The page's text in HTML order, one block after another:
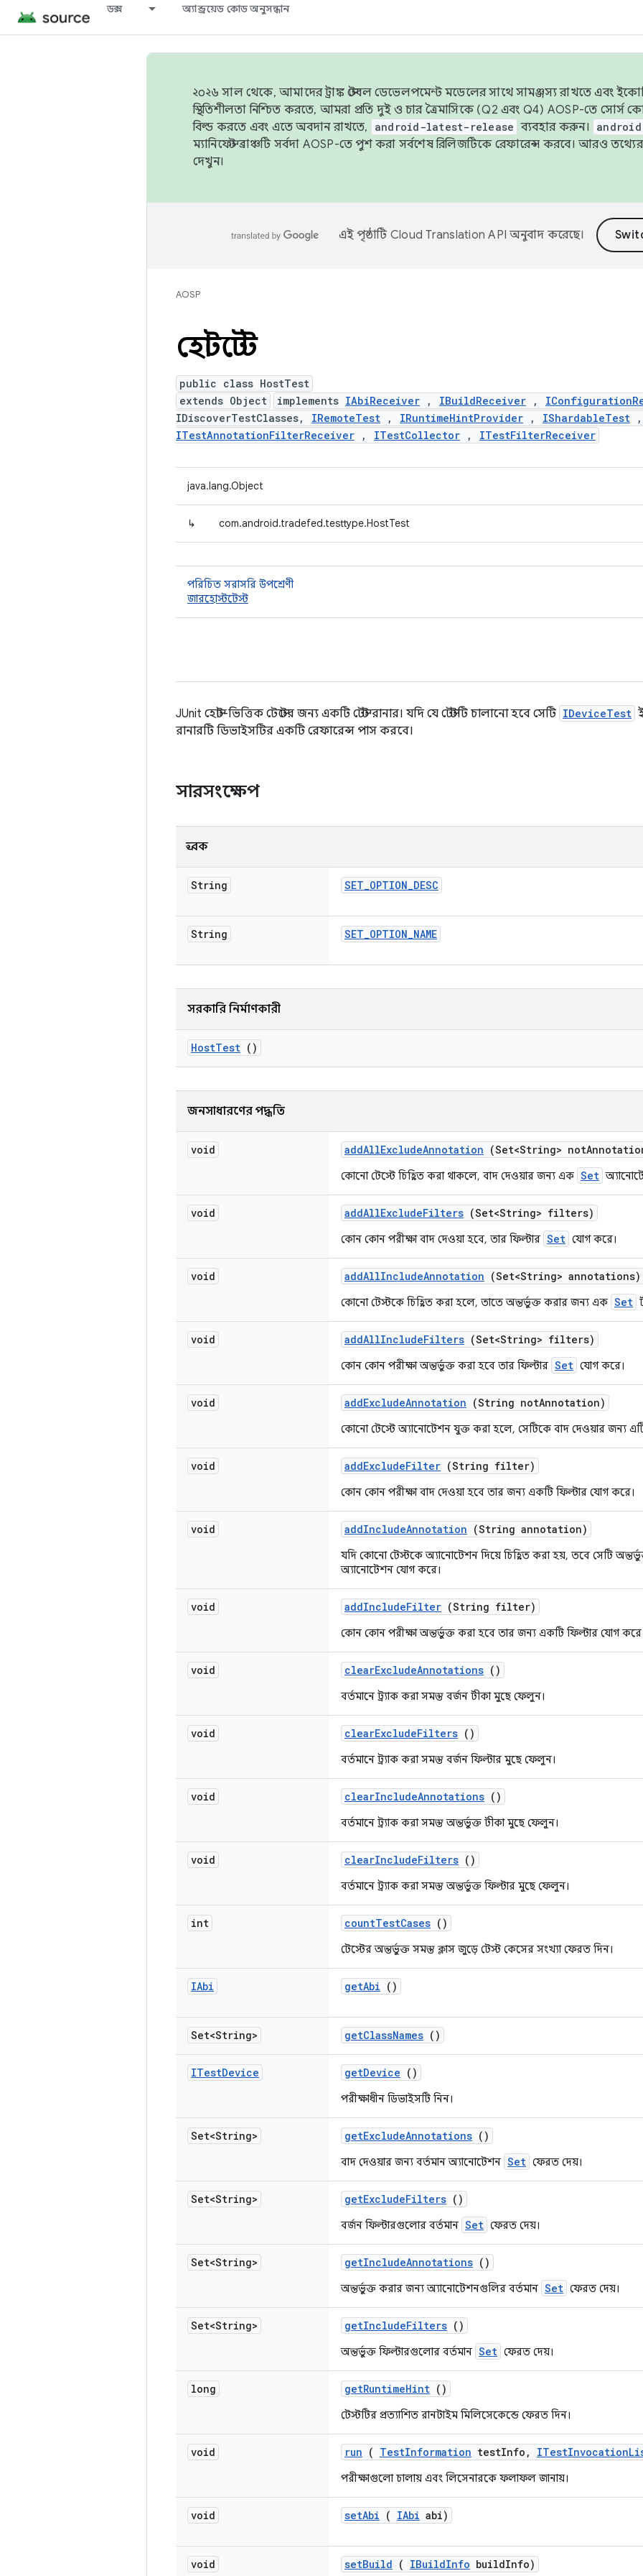
ডক্স অ্যান্ড্রয়েড কোড অনুসন্ধান
২০২৬ সাল থেকে, আমাদের ট্রাঙ্ক স্টেবল ডেভেলপমেন্ট মডেলের সাথে সামঞ্জস্য রাখতে এবং
স্থিতিশীলতা নিশ্চিত করতে, আমরা প্রতি দুই ও চার ত্রৈমাসিকে (Q2 এবং Q4) AOSP-তে সোর্স
বিল্ড করতে এবং এতে অবদান রাখতে,
android-latest-release ব্যবহার করুন।
ম্যানিফেস্ট ব্রাঞ্চটি সর্বদা AOSP-তে পুশ করা সর্বশেষ রিলিজটিকে রেফারেন্স করবে। আরও
দেখুন।
এই পৃষ্ঠাটি Cloud Translation API অনুবাদ করেছে।
AOSP
হোস্টটেস্ট
public class HostTest
extends Object
implements IAbiReceiver , IBuildReceiver ,
IDiscoverTestClasses, IRemoteTest , IRuntimeHintProvider , IShardableTest ,
ITestAnnotationFilterReceiver , ITestCollector , ITestFilterReceiver
java.lang.Object
↳ com.android.tradefed.testtype.HostTest
পরিচিত সরাসরি উপশ্রেণী
জারহোস্টটেস্ট
JUnit হোস্ট-ভিত্তিক টেস্টের জন্য একটি টেস্ট রানার। যদি যে টেস্টটি চালানো হবে সেটি IDeviceTest
রানারটি ডিভাইসটির একটি রেফারেন্স পাস করবে।
সারসংক্ষেপ
ধ্রুবক
String SET_OPTION_DESC
String SET_OPTION_NAME
সরকারি নির্মাণকারী
HostTest ()
জনসাধারণের পদ্ধতি
void addAllExcludeAnnotation (Set<String> not
কোনো টেস্টে চিহ্নিত করা থাকলে, বাদ দেওয়ার জন্য এক Set
void addAllExcludeFilters (Set<String> filters)
কোন কোন পরীক্ষা বাদ দেওয়া হবে, তার ফিল্টার Set যোগ করে।
void addAllIncludeAnnotation (Set<String> annotations)
কোনো টেস্টকে চিহ্নিত করা হলে, তাতে অন্তর্ভুক্ত করার জন্য এক Set
void addAllIncludeFilters (Set<String> filters)
কোন কোন পরীক্ষা অন্তর্ভুক্ত করা হবে তার ফিল্টার Set যোগ করে।
void addExcludeAnnotation (String notAnnotation)
কোনো টেস্টে অ্যানোটেশন যুক্ত করা হলে, সেটিকে বাদ দেওয়ার জন্য
void addExcludeFilter (String filter)
কোন কোন পরীক্ষা বাদ দেওয়া হবে তার জন্য একটি ফিল্টার যোগ করে।
void addIncludeAnnotation (String annotation)
যদি কোনো টেস্টকে অ্যানোটেশন দিয়ে চিহ্নিত করা হয়, তবে সেটি
অ্যানোটেশন যোগ করে।
void addIncludeFilter (String filter)
কোন কোন পরীক্ষা অন্তর্ভুক্ত করা হবে তার জন্য একটি ফিল্টার যোগ
void clearExcludeAnnotations ()
বর্তমানে ট্র্যাক করা সমস্ত বর্জন টীকা মুছে ফেলুন।
void clearExcludeFilters ()
বর্তমানে ট্র্যাক করা সমস্ত বর্জন ফিল্টার মুছে ফেলুন।
void clearIncludeAnnotations ()
বর্তমানে ট্র্যাক করা সমস্ত অন্তর্ভুক্ত টীকা মুছে ফেলুন।
void clearIncludeFilters ()
বর্তমানে ট্র্যাক করা সমস্ত অন্তর্ভুক্ত ফিল্টার মুছে ফেলুন।
int countTestCases ()
টেস্টের অন্তর্ভুক্ত সমস্ত ক্লাস জুড়ে টেস্ট কেসের সংখ্যা ফেরত দিন।
IAbi getAbi ()
Set<String> getClassNames ()
ITestDevice getDevice ()
পরীক্ষাধীন ডিভাইসটি নিন।
Set<String> getExcludeAnnotations ()
বাদ দেওয়ার জন্য বর্তমান অ্যানোটেশন Set ফেরত দেয়।
Set<String> getExcludeFilters ()
বর্জন ফিল্টারগুলোর বর্তমান Set ফেরত দেয়।
Set<String> getIncludeAnnotations ()
অন্তর্ভুক্ত করার জন্য অ্যানোটেশনগুলির বর্তমান Set ফেরত দেয়।
Set<String> getIncludeFilters ()
অন্তর্ভুক্ত ফিল্টারগুলোর বর্তমান Set ফেরত দেয়।
long getRuntimeHint ()
টেস্টটির প্রত্যাশিত রানটাইম মিলিসেকেন্ডে ফেরত দিন।
void run ( TestInformation testInfo , ITestInvocation
পরীক্ষাগুলো চালায় এবং লিসেনারকে ফলাফল জানায়।
void setAbi ( IAbi abi)
void setBuild ( IBuildInfo buildInfo)